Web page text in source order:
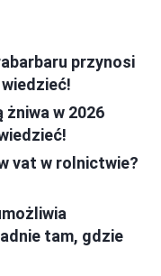
przynosi
żniwa w 2026
vat w rolnictwie?
tam, gdzie